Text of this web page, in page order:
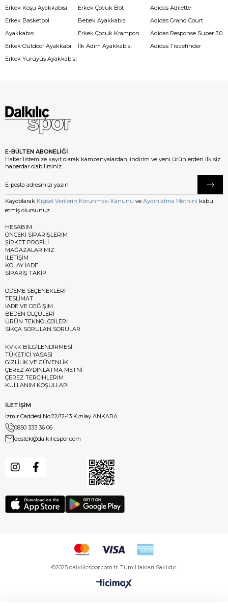
Erkek Koşu Ayakkabısı
Erkek Basketbol
Ayakkabısı
Erkek Outdoor Ayakkabı
Erkek Yürüyüş Ayakkabısı
Erkek Çocuk Bot
Bebek Ayakkabısı
Erkek Çocuk Krampon
İlk Adım Ayakkabısı
Adidas Adilette
Adidas Grand Court
Adidas Response Super 3.0
Adidas Tracefinder
E-BÜLTEN ABONELİĞİ
Haber listemize kayıt olarak kampanyalardan, indirim ve yeni ürünlerden ilk siz
haberdar olabilirsiniz.
Kaydolarak Kişisel Verilerin Korunması Kanunu ve Aydınlatma Metnini kabul
etmiş olursunuz.
HESABIM
ÖNCEKİ SİPARİŞLERİM
ŞİRKET PROFİLİ
MAĞAZALARIMIZ
İLETİŞİM
KOLAY İADE
SİPARİŞ TAKİP
ÖDEME SEÇENEKLERİ
TESLİMAT
İADE VE DEĞİŞİM
BEDEN ÖLÇÜLERİ
ÜRÜN TEKNOLOJİLERİ
SIKÇA SORULAN SORULAR
KVKK BİLGİLENDİRMESİ
TÜKETİCİ YASASI
GİZLİLİK VE GÜVENLİK
ÇEREZ AYDINLATMA METNİ
ÇEREZ TERCİHLERİM
KULLANIM KOŞULLARI
İLETİŞİM
İzmir Caddesi No:22/12-13 Kızılay ANKARA
0850 333 36 06
destek@dalkilicspor.com
©2025 dalkilicspor.com.tr. Tüm Hakları Saklıdır.